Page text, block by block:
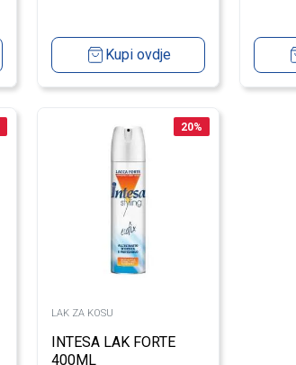
Kupi ovdje
20%
LAK ZA KOSU
INTESA LAK FORTE
400ML